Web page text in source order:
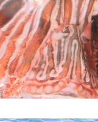
Republik
Dominica